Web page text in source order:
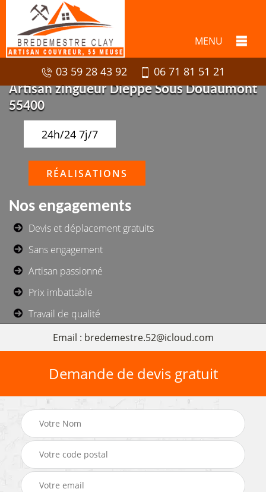
MENU
03 59 28 43 92
06 71 81 51 21
Artisan zingueur Dieppe Sous Douaumont
55400
24h/24 7j/7
RÉALISATIONS
Nos engagements
Devis et déplacement gratuits
Sans engagement
Artisan passionné
Prix imbattable
Travail de qualité
Email : bredemestre.52@icloud.com
Demande de devis gratuit